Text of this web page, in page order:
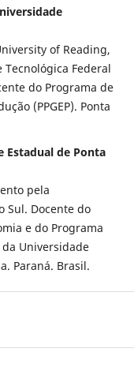
of Reading,
Federal
do Programa de
(PPGEP). Ponta
Estadual de Ponta
pela
Sul. Docente do
e do Programa
da Universidade
Paraná. Brasil.